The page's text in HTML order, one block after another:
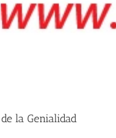
la Genialidad